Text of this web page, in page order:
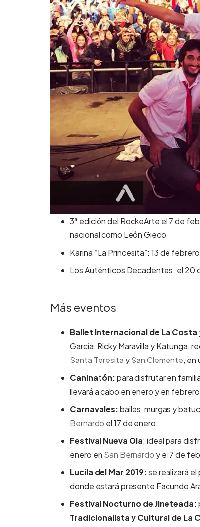
3ª edición del RockeArte el 7 de
nacional como León Gieco.
Karina “La Princesita”: 13 de
Los Auténticos Decadentes: el 20
Más eventos
Ballet Internacional de La Costa
García, Ricky Maravilla y Katunga,
Santa Teresita ySan Clemente, en
Caninatón:para disfrutar en
llevará a cabo en enero y en
Carnavales:bailes, murgas y
Bernardo el 17 de enero.
Festival Nueva Ola: ideal para
enero en San Bernardo y el 7 de
Lucila del Mar 2019:se realizará
donde estará presente Facundo
Festival Nocturno de Jineteada:
Tradicionalista y Cultural de La